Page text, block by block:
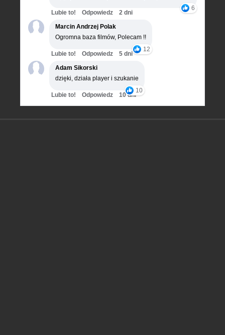
6
Lubie to! Odpowiedz
2 dni
Marcin Andrzej Polak
Ogromna baza filmów, Polecam !!
12
Lubie to! Odpowiedz
5 dni
Adam Sikorski
dzięki, działa player i szukanie
10
Lubie to! Odpowiedz 10 dni